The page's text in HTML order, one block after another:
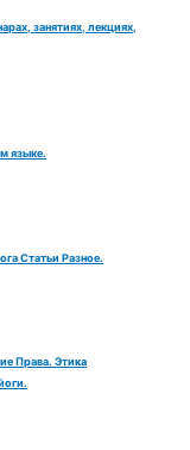
занятиях, лекциях,
языке.
Статьи Разное.
Права. Этика